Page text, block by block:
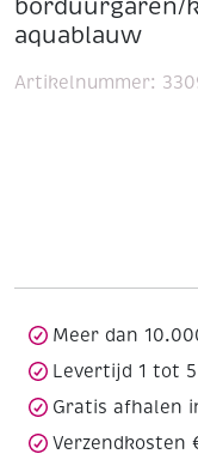
borduurgaren/
aquablauw
Artikelnummer:
Meer dan
Levertijd 1 tot
Gratis afhalen
Verzendkosten